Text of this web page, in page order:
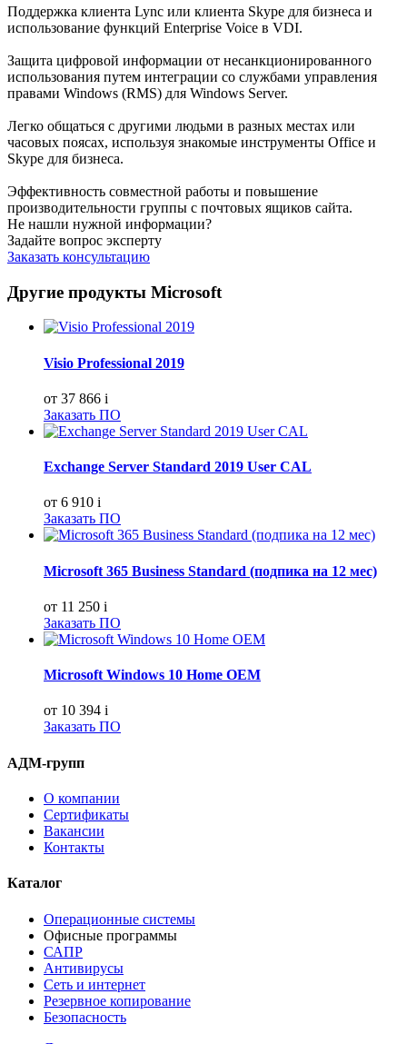
Поддержка клиента Lync или клиента Skype для бизнеса и
использование функций Enterprise Voice в VDI.
Защита цифровой информации от несанкционированного
использования путем интеграции со службами управления
правами Windows (RMS) для Windows Server.
Легко общаться с другими людьми в разных местах или
часовых поясах, используя знакомые инструменты Office и
Skype для бизнеса.
Эффективность совместной работы и повышение
производительности группы с почтовых ящиков сайта.
Не нашли нужной информации?
Задайте вопрос эксперту
Заказать консультацию
Другие продукты Microsoft
Visio Professional 2019
от 37 866 i
Заказать ПО
Exchange Server Standard 2019 User CAL
от 6 910 i
Заказать ПО
Microsoft 365 Business Standard (подпика на 12 мес)
от 11 250 i
Заказать ПО
Microsoft Windows 10 Home OEM
от 10 394 i
Заказать ПО
АДМ-групп
О компании
Сертификаты
Вакансии
Контакты
Каталог
Операционные системы
Офисные программы
САПР
Антивирусы
Сеть и интернет
Резервное копирование
Безопасность